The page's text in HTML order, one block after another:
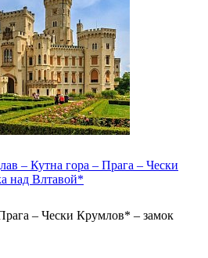
– Кутна гора – Прага – Чески
над Влтавой*
– Чески Крумлов* – замок